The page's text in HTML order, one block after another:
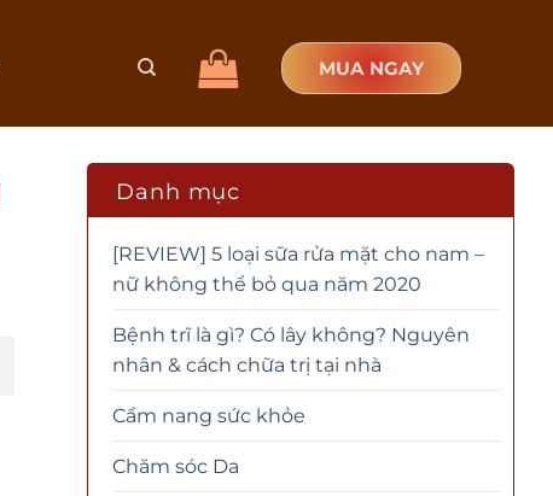
MUA NGAY
Danh mục
[REVIEW] 5 loại sữa rửa mặt cho nam –
nữ không thể bỏ qua năm 2020
Bệnh trĩ là gì? Có lây không? Nguyên
nhân & cách chữa trị tại nhà
Cẩm nang sức khỏe
Chăm sóc Da